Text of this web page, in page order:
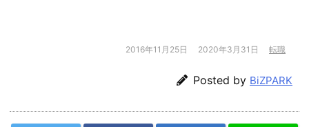
2016年11月25日 2020年3月31日 転職
Posted by BiZPARK